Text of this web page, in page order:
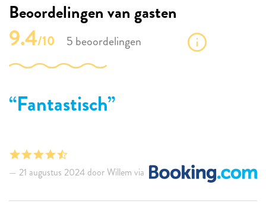
Beoordelingen van gasten
9.4/10 5 beoordelingen
Fantastisch
21 augustus 2024 door Willem via